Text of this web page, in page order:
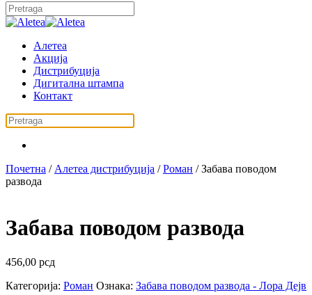
Алетеа
Акција
Дистрибуција
Дигитална штампа
Контакт
Почетна / Алетеа дистрибуција /Роман / Забава поводом
развода
Забава поводом развода
456,00 рсд
Категорија: Роман Ознака: Забава поводом развода - Лора Дејв